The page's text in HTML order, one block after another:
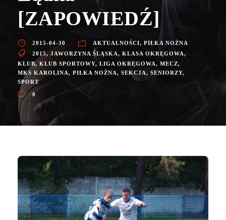
[ZAPOWIEDŹ]
2015-04-30 AKTUALNOŚCI, PIŁKA NOŻNA
2015, JAWORZYNA ŚLĄSKA, KLASA OKRĘGOWA,
KLUB, KLUB SPORTOWY, LIGA OKRĘGOWA, MECZ,
MKS KAROLINA, PIŁKA NOŻNA, SEKCJA, SENIORZY,
SPORT
0